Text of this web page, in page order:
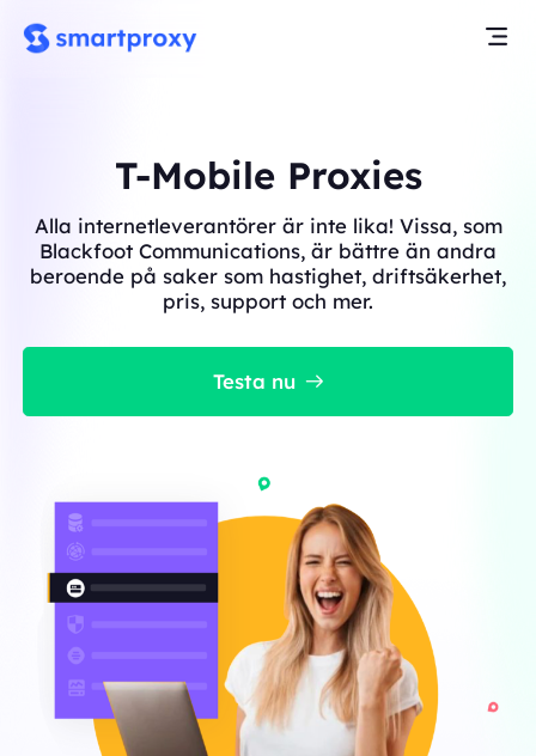
T-Mobile Proxies
Alla internetleverantörer är inte lika! Vissa, som
Blackfoot Communications, är bättre än andra
beroende på saker som hastighet, driftsäkerhet,
pris, support och mer.
Testa nu